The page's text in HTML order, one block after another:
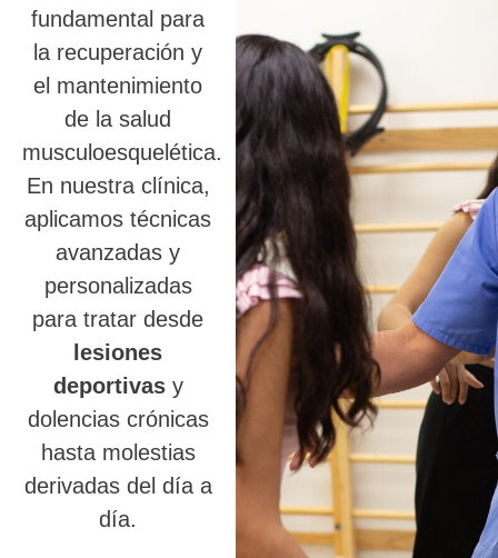
fundamental para
la recuperación y
el mantenimiento
de la salud
musculoesquelética.
En nuestra clínica,
aplicamos técnicas
avanzadas y
personalizadas
para tratar desde
lesiones
deportivasy
dolencias crónicas
hasta molestias
derivadas del día a
día.